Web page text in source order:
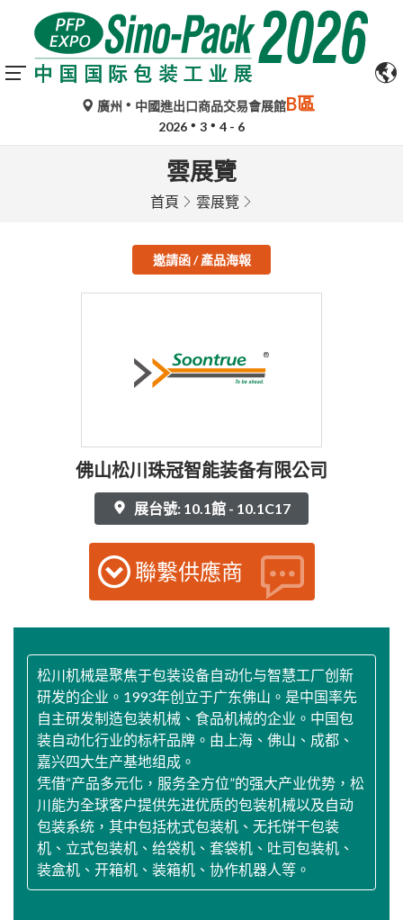
廣州 中國進出口商品交易會展館B區
2026 3 4 - 6
雲展覽
首頁 雲展覽
邀請函 / 產品海報
佛山松川珠冠智能装备有限公司
展台號: 10.1館 - 10.1C17
聯繫供應商
松川机械是聚焦于包装设备自动化与智慧工厂创新
研发的企业。1993年创立于广东佛山。是中国率先
自主研发制造包装机械、食品机械的企业。中国包
装自动化行业的标杆品牌。由上海、佛山、成都、
嘉兴四大生产基地组成。
凭借“产品多元化，服务全方位”的强大产业优势，松
川能为全球客户提供先进优质的包装机械以及自动
包装系统，其中包括枕式包装机、无托饼干包装
机、立式包装机、给袋机、套袋机、吐司包装机、
装盒机、开箱机、装箱机、协作机器人等。